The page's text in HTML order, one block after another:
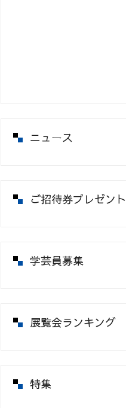
ニュース
ご招待券プレゼント
学芸員募集
展覧会ランキング
特集